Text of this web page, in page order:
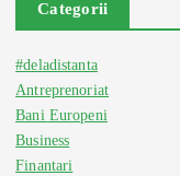
Categorii
#deladistanta
Antreprenoriat
Bani Europeni
Business
Finantari